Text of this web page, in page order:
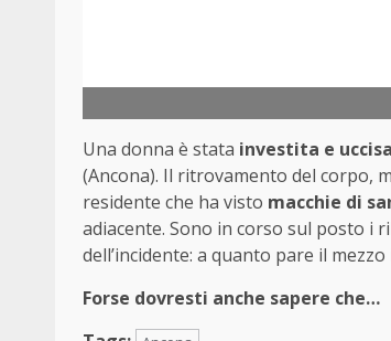
Una donna è stata investita e
(Ancona). Il ritrovamento del corpo,
residente che ha visto macchie di
adiacente. Sono in corso sul posto i
dell’incidente: a quanto pare il
Forse dovresti anche sapere che…